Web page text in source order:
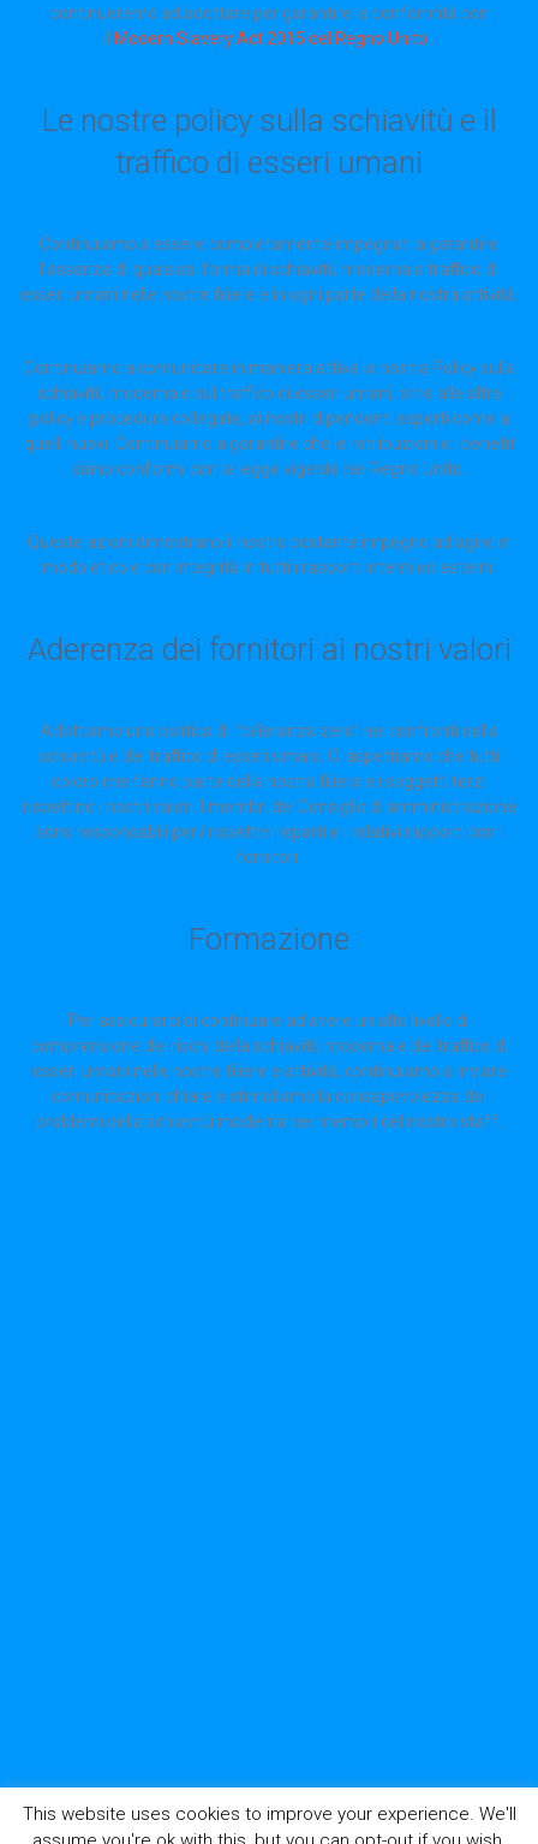
continueremo ad adottare per garantire la conformità con
il Modern Slavery Act 2015 del Regno Unito..
Le nostre policy sulla schiavitù e il
traffico di esseri umani
Continuiamo a essere completamente impegnati a garantire
l’assenza di qualsiasi forma di schiavitù moderna o traffico di
esseri umani nelle nostre filiere e in ogni parte della nostra attività.
Continuiamo a comunicare in maniera attiva la nostra Policy sulla
schiavitù moderna e sul traffico di esseri umani, oltre alle altre
policy e procedure collegate, ai nostri dipendenti esperti come a
quelli nuovi. Continuiamo a garantire che le retribuzioni e i benefit
siano conformi con la legge vigente nel Regno Unito.
Queste azioni dimostrano il nostro costante impegno ad agire in
modo etico e con integrità in tutti i rapporti interni ed esterni.
Aderenza dei fornitori ai nostri valori
Adottiamo una politica di “tolleranza zero” nei confronti della
schiavitù e del traffico di esseri umani. Ci aspettiamo che tutti
coloro che fanno parte della nostra filiera e i soggetti terzi
rispettino i nostri valori. I membri del Consiglio di amministrazione
sono responsabili per i rispettivi reparti e i relativi rapporti con i
fornitori.
Formazione
Per assicurarci di continuare ad avere un alto livello di
comprensione dei rischi della schiavitù moderna e del traffico di
esseri umani nelle nostre filiere e attività, continuiamo a inviare
comunicazioni chiare e stimoliamo la consapevolezza dei
problemi della schiavitù moderna nei membri del nostro staff.
This website uses cookies to improve your experience. We'll